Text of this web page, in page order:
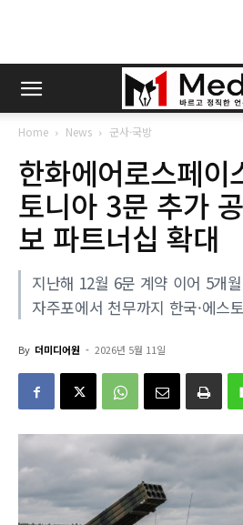
Home News 군사·국방
한화에어로스페이
토니아 3문 추가
보 파트너십 확대
지난해 12월 6문 계약 이어 5개
자주포에서 천무까지 한국·에스
By 더미디어원 - 2026년 5월 11일